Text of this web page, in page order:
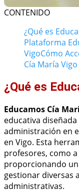
CONTENIDO
¿Qué es
Plataforma
VigoCómo
Cía María Vigo
¿Qué es
Educamos Cía
educativa
administración en
en Vigo. Esta
profesores, como
proporcionando
gestionar diversas
administrativas.